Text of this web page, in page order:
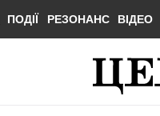
ПОДІЇ РЕЗОНАНС ВІДЕО